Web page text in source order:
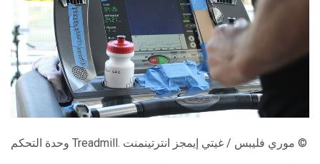
وحدة التحكم Treadmill. موري فليبس / غيتي إيمجز انترتينمنت ©